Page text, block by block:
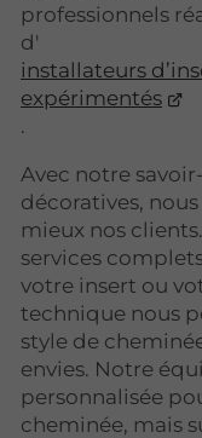
professionnels
d'
installateurs
expérimentés
.
Avec notre
décoratives,
mieux nos
services
votre insert ou
technique nous
style de
envies. Notre
personnalisée
cheminée, mais